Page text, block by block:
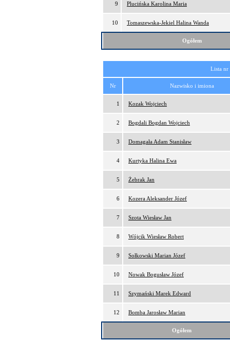
9 Plucińska Karolina Maria
10 Tomaszewska-Jekiel Halina Wanda
Ogółem
Lista
Nr Nazwisko i imiona
1 Kozak Wojciech
2 Bogdali Bogdan Wojciech
3 Domagała Adam Stanisław
4 Kurtyka Halina Ewa
5 Żebrak Jan
6 Kozera Aleksander Józef
7 Szota Wiesław Jan
8 Wójcik Wiesław Robert
9 Sołkowski Marian Józef
10 Nowak Bogusław Józef
11 Szymański Marek Edward
12 Bomba Jarosław Marian
Ogółem